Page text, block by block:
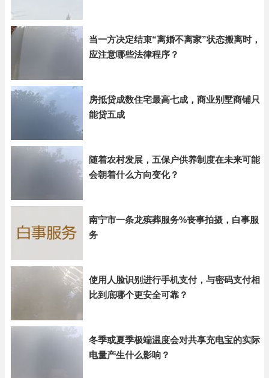
当一方决定结束“离婚不离家”状态搬离时，
应注意哪些法律程序？
房抵贷成数住宅最高七成，商业别墅商铺只
能贷五成
随着农村发展，五保户供养制度在未来可能
会朝着什么方向变化？
南宁市一条龙殡葬服务%丧事拍摄，白事服
务
使用人脸识别进行手机支付，与密码支付相
比到底哪个更安全可靠？
冬季或夏季极端温度会对共享充电宝的实际
电量产生什么影响？